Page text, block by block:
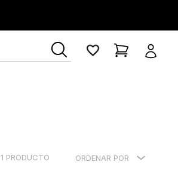
1 PRODUCTO ORDENAR POR